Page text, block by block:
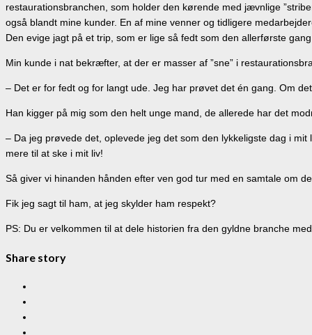
restaurationsbranchen, som holder den kørende med jævnlige
også blandt mine kunder. En af mine venner og tidligere
Den evige jagt på et trip, som er lige så fedt som den allerførste
Min kunde i nat bekræfter, at der er masser af ”sne” i
– Det er for fedt og for langt ude. Jeg har prøvet det én gang. Om
Han kigger på mig som den helt unge mand, de allerede har det
– Da jeg prøvede det, oplevede jeg det som den lykkeligste dag i
mere til at ske i mit liv!
Så giver vi hinanden hånden efter ven god tur med en samtale om
Fik jeg sagt til ham, at jeg skylder ham respekt?
PS: Du er velkommen til at dele historien fra den gyldne branche
Share story